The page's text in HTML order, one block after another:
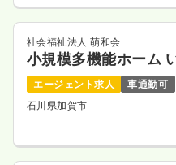
社会福祉法人 萌和会
小規模多機能ホーム
エージェント求人
車通勤可
石川県加賀市